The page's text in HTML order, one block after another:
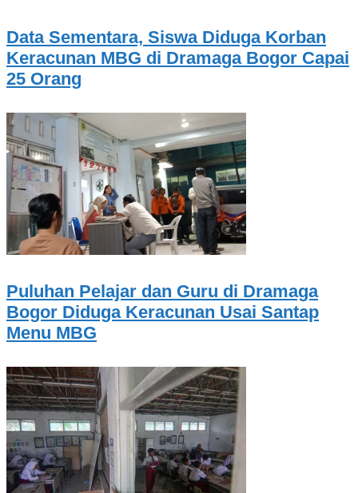
Data Sementara, Siswa Diduga Korban
Keracunan MBG di Dramaga Bogor Capai
25 Orang
Puluhan Pelajar dan Guru di Dramaga
Bogor Diduga Keracunan Usai Santap
Menu MBG